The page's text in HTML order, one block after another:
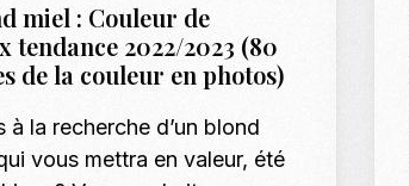
miel : Couleur de
tendance 2022/2023 (80
de la couleur en photos)
à la recherche d’un blond
vous mettra en valeur, été